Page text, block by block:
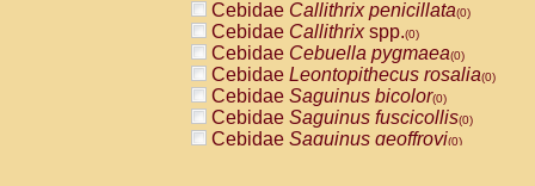
PitheciidaePithecia pithecia(0)
CercopithecidaeCercocebus agilis
CercopithecidaeCercocebus
CercopithecidaeCercocebus
CercopithecidaeCercocebus
CercopithecidaeCercocebus
CercopithecidaeCercocebushybrid
Cebidae Callithrix penicillata(0)
Cebidae Callithrixspp.(0)
Cebidae Cebuella pygmaea(0)
Cebidae Leontopithecus rosalia(0)
Cebidae Saguinus bicolor(0)
Cebidae Saguinus fuscicollis(0)
Cebidae Saguinus geoffroyi(0)